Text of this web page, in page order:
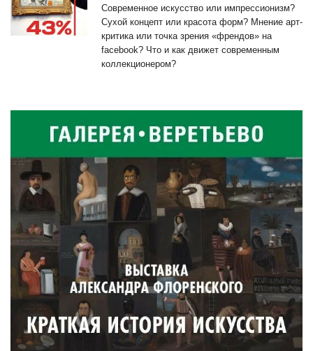
Современное искусство или импрессионизм?
Сухой концепт или красота форм? Мнение арт-
критика или точка зрения «френдов» на
facebook? Что и как движет современным
коллекционером?